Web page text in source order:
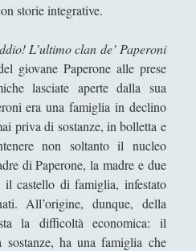
storie integrative.
L’ultimo clan de’ Paperoni
giovane Paperone alle prese
lasciate aperte dalla sua
era una famiglia in declino
priva di sostanze, in bolletta e
non soltanto il nucleo
di Paperone, la madre e due
il castello di famiglia, infestato
All’origine, dunque, della
la difficoltà economica: il
sostanze, ha una famiglia che